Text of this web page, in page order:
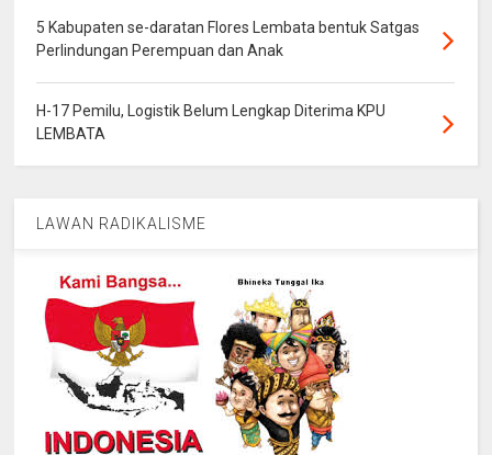
5 Kabupaten se-daratan Flores Lembata bentuk Satgas
Perlindungan Perempuan dan Anak
H-17 Pemilu, Logistik Belum Lengkap Diterima KPU
LEMBATA
LAWAN RADIKALISME